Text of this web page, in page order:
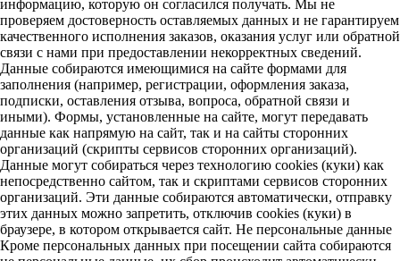
информацию, которую он согласился получать. Мы не
проверяем достоверность оставляемых данных и не гарантируем
качественного исполнения заказов, оказания услуг или обратной
связи с нами при предоставлении некорректных сведений.
Данные собираются имеющимися на сайте формами для
заполнения (например, регистрации, оформления заказа,
подписки, оставления отзыва, вопроса, обратной связи и
иными). Формы, установленные на сайте, могут передавать
данные как напрямую на сайт, так и на сайты сторонних
организаций (скрипты сервисов сторонних организаций).
Данные могут собираться через технологию cookies (куки) как
непосредственно сайтом, так и скриптами сервисов сторонних
организаций. Эти данные собираются автоматически, отправку
этих данных можно запретить, отключив cookies (куки) в
браузере, в котором открывается сайт. Не персональные данные
Кроме персональных данных при посещении сайта собираются